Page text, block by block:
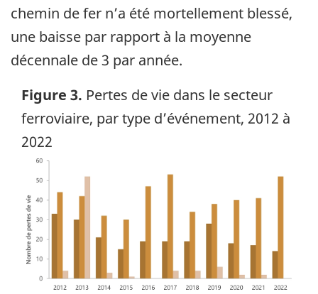
chemin de fer n’a été mortellement blessé,
une baisse par rapport à la moyenne
décennale de 3 par année.
Figure 3. Pertes de vie dans le secteur
ferroviaire, par type d’événement, 2012 à
2022
Image